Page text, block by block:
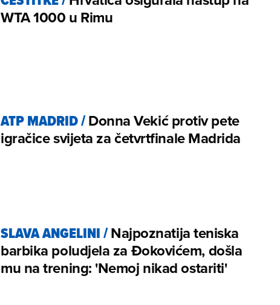
WTA 1000 u Rimu
ATP MADRID/Donna Vekić protiv pete
igračice svijeta za četvrtfinale Madrida
SLAVA ANGELINI/Najpoznatija teniska
barbika poludjela za Đokovićem, došla
mu na trening: 'Nemoj nikad ostariti'